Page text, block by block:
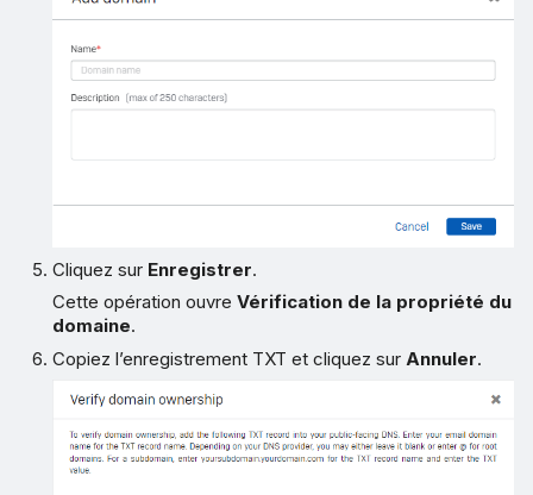
Cliquez sur Enregistrer.
Cette opération ouvreVérification de la propriété du
domaine.
Copiez l’enregistrement TXT et cliquez surAnnuler.